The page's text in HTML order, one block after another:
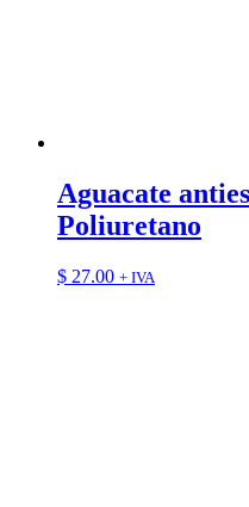
Aguacate
Poliuretano
$ 27.00 + IVA